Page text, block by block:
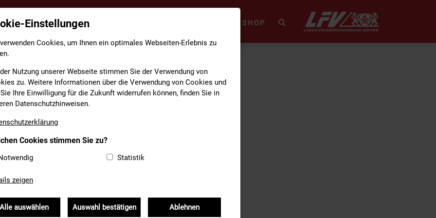
FACHBEREICHE SHOP
http://www.geigenbaumuseum-
erhalten 50 % Nachlass.
Einstellungen
Cookies, um Ihnen ein optimales Webseiten-Erlebnis zu
Nutzung unserer Webseite stimmen Sie der Verwendung von
zu. Weitere Informationen über die Verwendung von Cookies und
Ihre Einwilligung für die Zukunft widerrufen können, finden Sie in
Datenschutzhinweisen.
Cookies stimmen Sie zu?
Statistik
zeigen
Alle auswählen Auswahl bestätigen Ablehnen